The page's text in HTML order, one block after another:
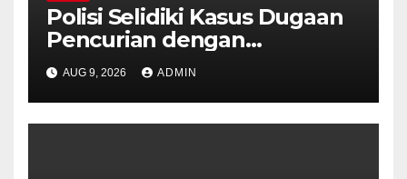
Polisi Selidiki Kasus Dugaan
Pencurian dengan
Kekerasan di Counter HP
Royal Phone Ambarawa.
AUG 9, 2026 ADMIN